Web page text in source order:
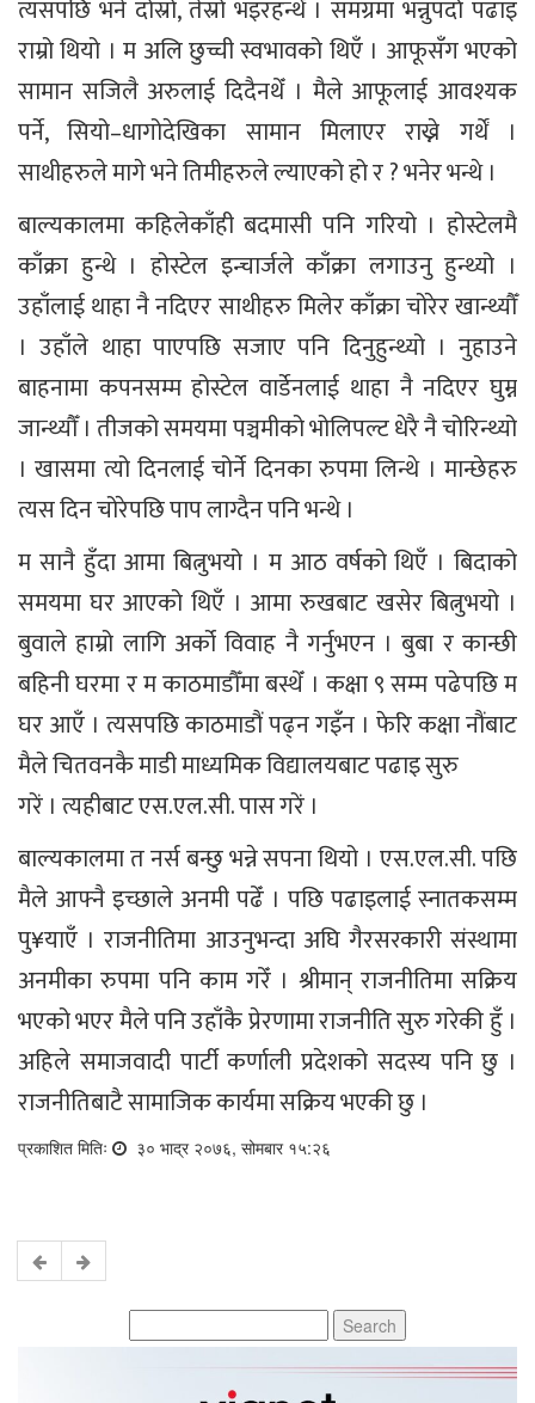
त्यसपछि भने दोस्रो, तेस्रो भइरहन्थेँ । समग्रमा भन्नुपर्दा पढाइ
राम्रो थियो । म अलि छुच्ची स्वभावको थिएँ । आफूसँग भएको
सामान सजिलै अरुलाई दिदैनथेँ । मैले आफूलाई आवश्यक
पर्ने, सियो–धागोदेखिका सामान मिलाएर राख्ने गर्थें ।
साथीहरुले मागे भने तिमीहरुले ल्याएको हो र ? भनेर भन्थे ।
बाल्यकालमा कहिलेकाँही बदमासी पनि गरियो । होस्टेलमै
काँक्रा हुन्थे । होस्टेल इन्चार्जले काँक्रा लगाउनु हुन्थ्यो ।
उहाँलाई थाहा नै नदिएर साथीहरु मिलेर काँक्रा चोरेर खान्थ्यौँ
। उहाँले थाहा पाएपछि सजाए पनि दिनुहुन्थ्यो । नुहाउने
बाहनामा कपनसम्म होस्टेल वार्डेनलाई थाहा नै नदिएर घुम्न
जान्थ्यौँ । तीजको समयमा पञ्चमीको भोलिपल्ट धेरै नै चोरिन्थ्यो
। खासमा त्यो दिनलाई चोर्ने दिनका रुपमा लिन्थे । मान्छेहरु
त्यस दिन चोरेपछि पाप लाग्दैन पनि भन्थे ।
म सानै हुँदा आमा बित्नुभयो । म आठ वर्षको थिएँ । बिदाको
समयमा घर आएको थिएँ । आमा रुखबाट खसेर बित्नुभयो ।
बुवाले हाम्रो लागि अर्को विवाह नै गर्नुभएन । बुबा र कान्छी
बहिनी घरमा र म काठमाडौँमा बस्थेँ । कक्षा ९ सम्म पढेपछि म
घर आएँ । त्यसपछि काठमाडौं पढ्न गइँन । फेरि कक्षा नौंबाट
मैले चितवनकै माडी माध्यमिक विद्यालयबाट पढाइ सुरु
गरें । त्यहीबाट एस.एल.सी. पास गरें ।
बाल्यकालमा त नर्स बन्छु भन्ने सपना थियो । एस.एल.सी. पछि
मैले आफ्नै इच्छाले अनमी पढेँ । पछि पढाइलाई स्नातकसम्म
पु¥याएँ । राजनीतिमा आउनुभन्दा अघि गैरसरकारी संस्थामा
अनमीका रुपमा पनि काम गरेँ । श्रीमान् राजनीतिमा सक्रिय
भएको भएर मैले पनि उहाँकै प्रेरणामा राजनीति सुरु गरेकी हुँ ।
अहिले समाजवादी पार्टी कर्णाली प्रदेशको सदस्य पनि छु ।
राजनीतिबाटै सामाजिक कार्यमा सक्रिय भएकी छु ।
प्रकाशित मितिः ३० भाद्र २०७६, सोमबार १५:२६
for: